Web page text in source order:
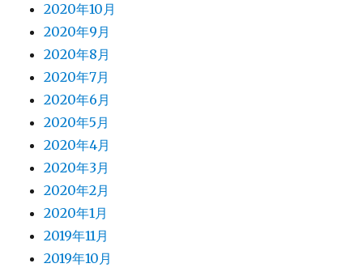
2020年10月
2020年9月
2020年8月
2020年7月
2020年6月
2020年5月
2020年4月
2020年3月
2020年2月
2020年1月
2019年11月
2019年10月